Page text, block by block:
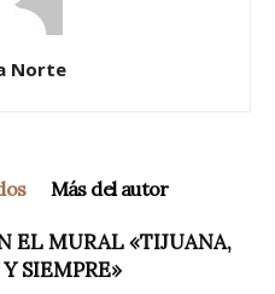
Norte
Más del autor
EL MURAL «TIJUANA,
SIEMPRE»